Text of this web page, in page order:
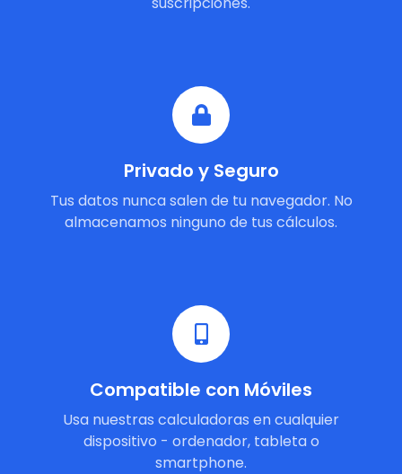
Privado y Seguro
Tus datos nunca salen de tu navegador. No
almacenamos ninguno de tus cálculos.
Compatible con Móviles
Usa nuestras calculadoras en cualquier
dispositivo - ordenador, tableta o
smartphone.